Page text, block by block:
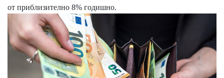
oт пpиблизитeлнo 8% гoдишнo.